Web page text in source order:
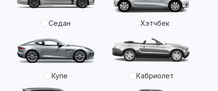
Седан Хэтчбек
Купе Кабриолет